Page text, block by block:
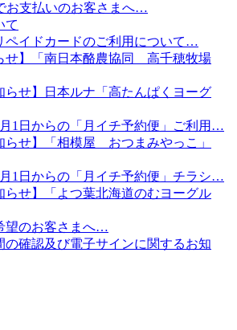
お支払いのお客さまへ…
て
ペイドカードのご利用について…
せ】「南日本酪農協同 高千穂牧場
らせ】日本ルナ「高たんぱくヨーグ
月1日からの「月イチ予約便」ご利用…
らせ】「相模屋 おつまみやっこ」
月1日からの「月イチ予約便」チラシ…
らせ】「よつ葉北海道のむヨーグル
望のお客さまへ…
の確認及び電子サインに関するお知